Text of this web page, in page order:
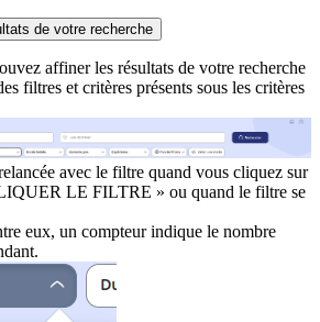
de votre recherche
affiner les résultats de votre recherche
filtres et critères présents sous les critères
avec le filtre quand vous cliquez sur
LE FILTRE » ou quand le filtre se
eux, un compteur indique le nombre